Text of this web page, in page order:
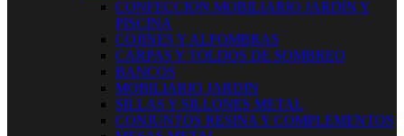
CONFECCION MOBILIARIO JARDÍN Y
PISCINA
COJINES Y ALFOMBRAS
CARPAS Y TOLDOS DE SOMBREO
BANCOS
MOBILIARIO JARDIN
SILLAS Y SILLONES METAL
CONJUNTOS RESINA Y COMPLEMENTOS